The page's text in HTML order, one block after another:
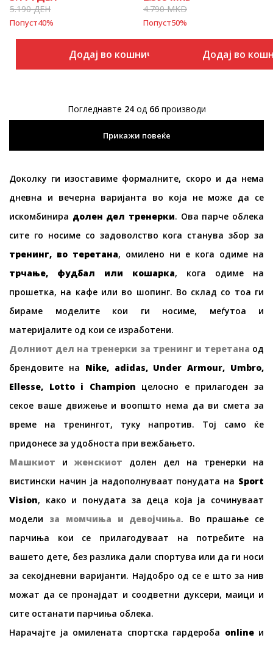
5.190ДЕН
Попуст40%
Додај во кошничка
4.790MKD
Попуст50%
Додај во
Погледнавте 24од 66производи
Прикажи повеќе
Доколку ги изоставиме формалните, скоро и да нема
дневна и вечерна варијанта во која не може да се
искомбинира долен дел тренерки. Ова парче облека
сите го носиме со задоволство кога станува збор за
тренинг, во теретана, омилено ни е кога одиме на
трчање, фудбал или кошарка, кога одиме на
прошетка, на кафе или во шопинг. Во склад со тоа ги
бираме моделите кои ги носиме, меѓутоа и
материјалите од кои се изработени.
Долниот дел на тренерки за тренинг и теретана од
брендовите на Nike, adidas, Under Armour, Umbro,
Ellesse, Lotto i Champion целосно е прилагоден за
секое ваше движење и воопшто нема да ви смета за
време на тренингот, туку напротив. Тој само ќе
придонесе за удобноста при вежбањето.
Машкиот иженскиот долен дел на тренерки на
вистински начин ја надополнуваат понудата на Sport
Vision, како и понудата за деца која ја сочинуваат
модели за момчиња и девојчиња. Во прашање се
парчиња кои се прилагодуваат на потребите на
вашето дете, без разлика дали спортува или да ги носи
за секојдневни варијанти. Најдобро од се е што за нив
можат да се пронајдат и соодветни дуксери, маици и
сите останати парчиња облека.
Нарачајте ја омилената спортска гардероба onlineи